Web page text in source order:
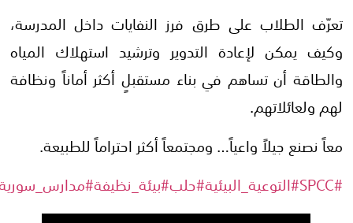
تعرّف الطلاب على طرق فرز النفايات داخل المدرسة،
وكيف يمكن لإعادة التدوير وترشيد استهلاك المياه
والطاقة أن تساهم في بناء مستقبلٍ أكثر أماناً ونظافة
لهم ولعائلاتهم.
معاً نصنع جيلاً واعياً… ومجتمعاً أكثر احتراماً للطبيعة.
#SPCC
#التوعية_البيئية#حلب#بيئة_نظيفة#مدارس_سورية